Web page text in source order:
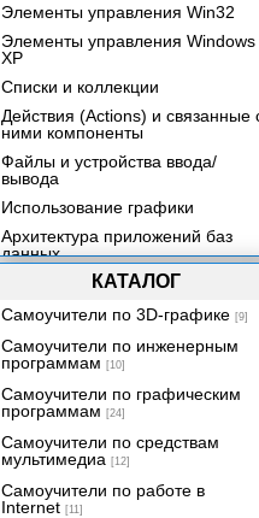
Элементы управления Win32
Элементы управления Windows
XP
Списки и коллекции
Действия (Actions) и связанные
ними компоненты
Файлы и устройства ввода/
вывода
Использование графики
Архитектура приложений баз
данных
Набор данных
Поля и типы данных
Механизмы управления данными
Компоненты отображения
данных
Процессор баз данных Borland
Технология dbExpress
Сервер баз данных InterBase и
компоненты InterBase Express
КАТАЛОГ
Самоучители по 3D-графике [9]
Самоучители по инженерным
программам [10]
Самоучители по графическим
программам [24]
Самоучители по средствам
мультимедиа [12]
Самоучители по работе в
Internet [11]